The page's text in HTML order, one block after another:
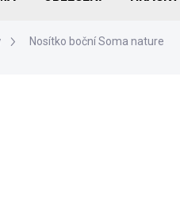
Nosítko boční Soma nature